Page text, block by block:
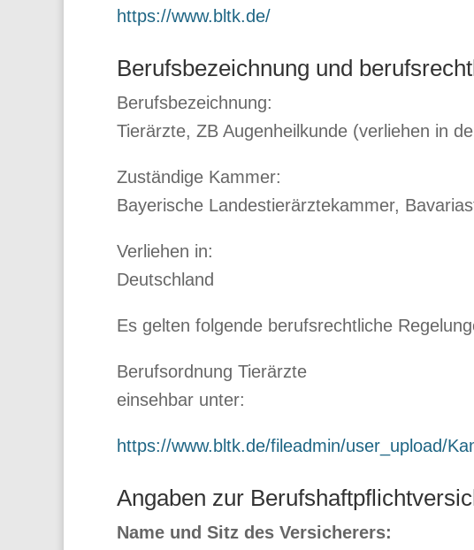
https://www.bltk.de/
Berufsbezeichnung und
Berufsbezeichnung:
Tierärzte, ZB Augenheilkunde (verliehen in
Zuständige Kammer:
Bayerische Landestierärztekammer,
Verliehen in:
Deutschland
Es gelten folgende berufsrechtliche
Berufsordnung Tierärzte
einsehbar unter:
https://www.bltk.de/fileadmin/user_upload/
Angaben zur
Name und Sitz des Versicherers: